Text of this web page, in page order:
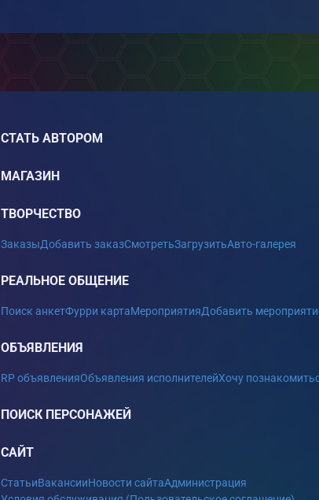
СТАТЬ АВТОРОМ
МАГАЗИН
ТВОРЧЕСТВО
ЗаказыДобавить заказСмотретьЗагрузитьАвто-галерея
РЕАЛЬНОЕ ОБЩЕНИЕ
Поиск анкетФурри картаМероприятияДобавить
ОБЪЯВЛЕНИЯ
RP объявленияОбъявления исполнителейХочу
ПОИСК ПЕРСОНАЖЕЙ
САЙТ
СтатьиВакансииНовости сайтаАдминистрация